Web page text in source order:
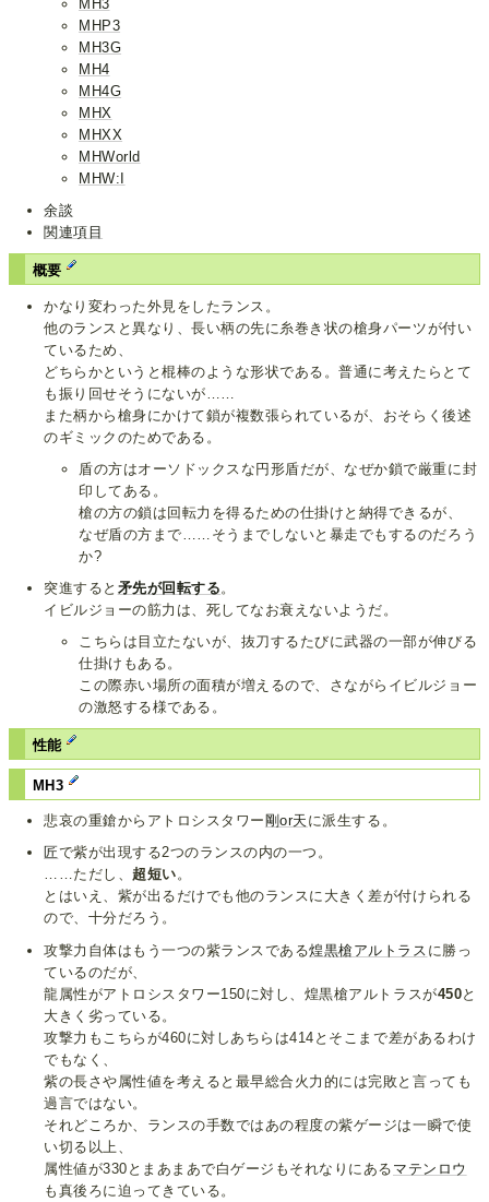
MH3
MHP3
MH3G
MH4
MH4G
MHX
MHXX
MHWorld
MHW:I
余談
関連項目
概要
かなり変わった外見をしたランス。
他のランスと異なり、長い柄の先に糸巻き状の槍身パーツが付い
ているため、
どちらかというと棍棒のような形状である。普通に考えたらとて
も振り回せそうにないが……
また柄から槍身にかけて鎖が複数張られているが、おそらく後述
のギミックのためである。
盾の方はオーソドックスな円形盾だが、なぜか鎖で厳重に封
印してある。
槍の方の鎖は回転力を得るための仕掛けと納得できるが、
なぜ盾の方まで……そうまでしないと暴走でもするのだろう
か?
突進すると 矛先が回転する 。
イビルジョーの筋力は、死してなお衰えないようだ。
こちらは目立たないが、抜刀するたびに武器の一部が伸びる
仕掛けもある。
この際赤い場所の面積が増えるので、さながらイビルジョー
の激怒する様である。
性能
MH3
悲哀の重鎗からアトロシスタワー 剛or天 に派生する。
匠で紫が出現する2つのランスの内の一つ。
……ただし、超短い。
とはいえ、紫が出るだけでも他のランスに大きく差が付けられる
ので、十分だろう。
攻撃力自体はもう一つの紫ランスである煌黒槍アルトラス に勝っ
ているのだが、
龍属性がアトロシスタワー150に対し、煌黒槍アルトラスが450と
大きく劣っている。
攻撃力もこちらが460に対しあちらは414とそこまで差があるわけ
でもなく、
紫の長さや属性値を考えると最早総合火力的には完敗と言っても
過言ではない。
それどころか、ランスの手数ではあの程度の紫ゲージは一瞬で使
い切る以上、
属性値が330とまあまあで白ゲージもそれなりにある マテンロウ
も真後ろに迫ってきている。